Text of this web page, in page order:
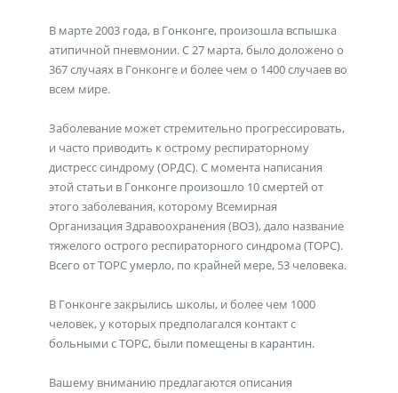
В марте 2003 года, в Гонконге, произошла вспышка
атипичной пневмонии. С 27 марта, было доложено о
367 случаях в Гонконге и более чем о 1400 случаев во
всем мире.
Заболевание может стремительно прогрессировать,
и часто приводить к острому респираторному
дистресс синдрому (ОРДС). С момента написания
этой статьи в Гонконге произошло 10 смертей от
этого заболевания, которому Всемирная
Организация Здравоохранения (ВОЗ), дало название
тяжелого острого респираторного синдрома (ТОРС).
Всего от ТОРС умерло, по крайней мере, 53 человека.
В Гонконге закрылись школы, и более чем 1000
человек, у которых предполагался контакт с
больными с ТОРС, были помещены в карантин.
Вашему вниманию предлагаются описания